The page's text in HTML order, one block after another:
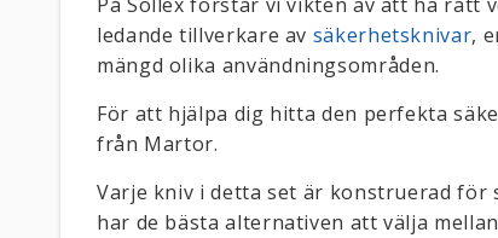
ledande tillverkare av säkerhetsknivar,
mängd olika användningsområden.
För att hjälpa dig hitta den perfekta
från Martor.
Varje kniv i detta set är konstruerad
har de bästa alternativen att välja